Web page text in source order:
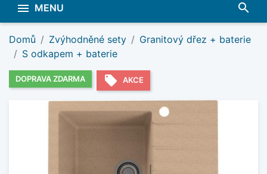
 MENU search
Domů Zvýhodněné sety
Granitový dřez + baterie
S odkapem + baterie
DOPRAVA ZDARMA local_offer AKCE